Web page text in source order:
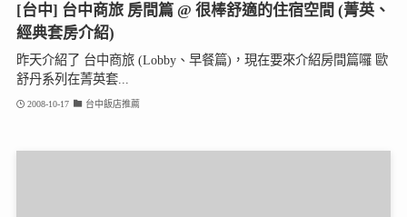
[台中] 台中商旅 房間篇 @ 很棒舒適的住宿空間 (菁英、
經典套房介紹)
昨天介紹了 台中商旅 (Lobby、早餐篇)，現在要來介紹房間篇囉 歐
舒丹系列在菁英套...
2008-10-17 台中飯店推薦